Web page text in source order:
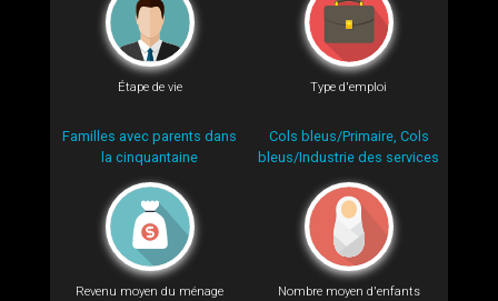
Étape de vie
Familles avec parents dans
la cinquantaine
Type d'emploi
Cols bleus/Primaire, Cols
bleus/Industrie des services
Revenu moyen du ménage Nombre moyen d'enfants